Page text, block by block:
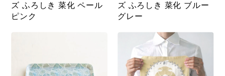
ズ ふろしき 菜化 ペール
ピンク
ズ ふろしき 菜化 ブルー
グレー